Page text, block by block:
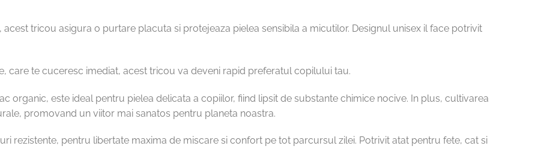
tricou asigura o purtare placuta si protejeaza pielea sensibila a micutilor. Designul unisex il face potrivit
care te cuceresc imediat, acest tricou va deveni rapid preferatul copilului tau.
organic, este ideal pentru pielea delicata a copiilor, fiind lipsit de substante chimice nocive. In plus, cultivarea
promovand un viitor mai sanatos pentru planeta noastra.
rezistente, pentru libertate maxima de miscare si confort pe tot parcursul zilei. Potrivit atat pentru fete, cat si